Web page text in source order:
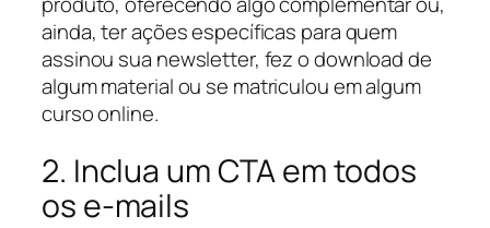
ainda, ter ações específicas para quem
assinou sua newsletter, fez o download de
algum material ou se matriculou em algum
curso online.
2. Inclua um CTA em todos
os e-mails